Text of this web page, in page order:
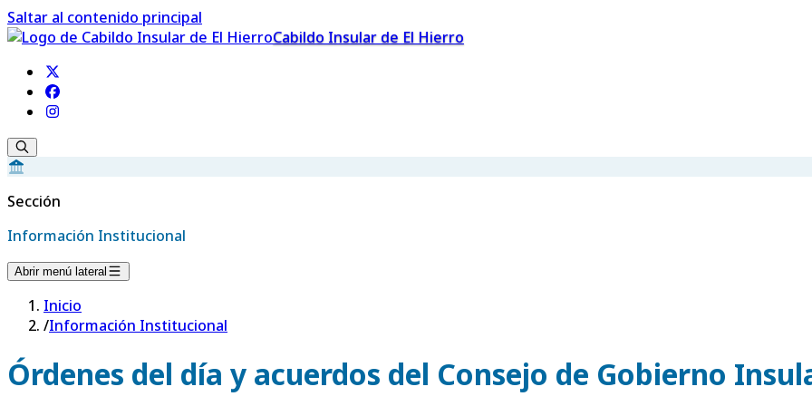
Saltar al contenido principal
Cabildo Insular de El Hierro
Sección
Información Institucional
Abrir menú lateral
Inicio
/Información Institucional
Órdenes del día y acuerdos del Consejo de Gobierno